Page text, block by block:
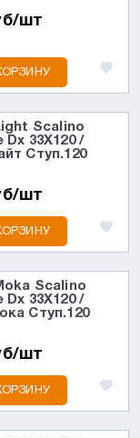
шт
Scalino
Dx 33X120 /
Ступ.120
шт
Scalino
Dx 33X120 /
Ступ.120
шт